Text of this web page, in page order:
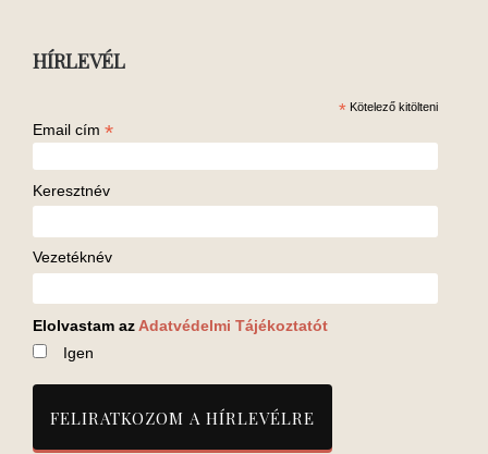
HÍRLEVÉL
* Kötelező kitölteni
Email cím *
Keresztnév
Vezetéknév
Elolvastam az Adatvédelmi Tájékoztatót
Igen